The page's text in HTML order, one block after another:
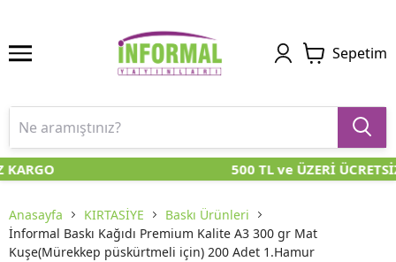
Sepetim
500 TL ve ÜZERİ
Anasayfa KIRTASİYE
Baskı Ürünleri
İnformal Baskı Kağıdı Premium Kalite A3 300 gr Mat
Kuşe(Mürekkep püskürtmeli için) 200 Adet 1.Hamur